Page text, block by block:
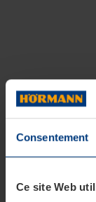
Consentement
Ce site Web